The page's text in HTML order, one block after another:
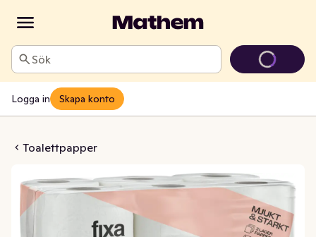
Sök
Logga in Skapa konto
Toalettpapper
Mjukt & Starkt